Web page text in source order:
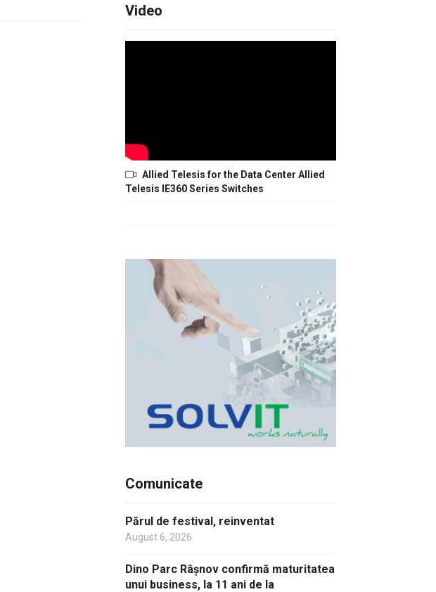
Video
Allied Telesis for the Data Center Allied
Telesis IE360 Series Switches
Comunicate
Părul de festival, reinventat
August 6, 2026
Dino Parc Râșnov confirmă maturitatea
unui business, la 11 ani de la